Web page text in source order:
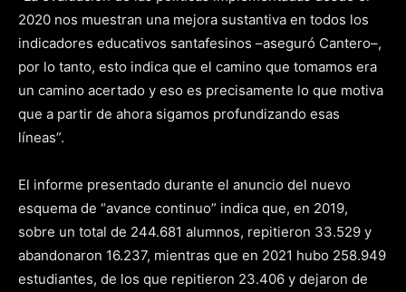
2020 nos muestran una mejora sustantiva en todos los
indicadores educativos santafesinos –aseguró Cantero–,
por lo tanto, esto indica que el camino que tomamos era
un camino acertado y eso es precisamente lo que motiva
que a partir de ahora sigamos profundizando esas
líneas”.
El informe presentado durante el anuncio del nuevo
esquema de “avance continuo” indica que, en 2019,
sobre un total de 244.681 alumnos, repitieron 33.529 y
abandonaron 16.237, mientras que en 2021 hubo 258.949
estudiantes, de los que repitieron 23.406 y dejaron de